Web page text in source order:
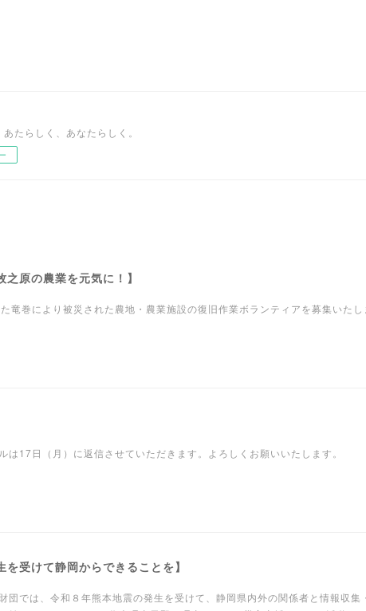
たらしく、あなたらしく。
之原の農業を元気に！】
竜巻により被災された農地・農業施設の復旧作業ボランティアを募集いたし
は17日（月）に返信させていただきます。よろしくお願いいたします。
を受けて静岡からできることを】
団では、令和８年熊本地震の発生を受けて、静岡県内外の関係者と情報収集